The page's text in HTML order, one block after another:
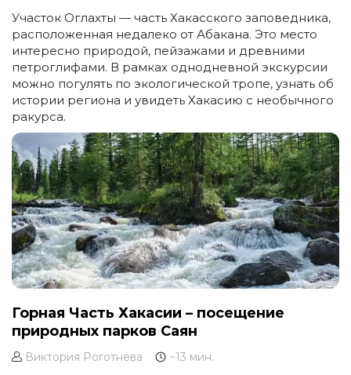
Участок Оглахты — часть Хакасского заповедника,
расположенная недалеко от Абакана. Это место
интересно природой, пейзажами и древними
петроглифами. В рамках однодневной экскурсии
можно погулять по экологической тропе, узнать об
истории региона и увидеть Хакасию с необычного
ракурса.
Горная Часть Хакасии – посещение
природных парков Саян
Виктория Роготнева
~13 мин.